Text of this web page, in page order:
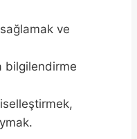
ve
bilgilendirme